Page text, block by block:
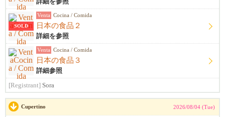
詳細を参照
SOLD
Venta Cocina / Comida
日本の食品２
詳細を参照
Venta Cocina / Comida
日本の食品３
詳細参照
[Registrant] Sora
Cupertino 2026/08/04 (Tue)